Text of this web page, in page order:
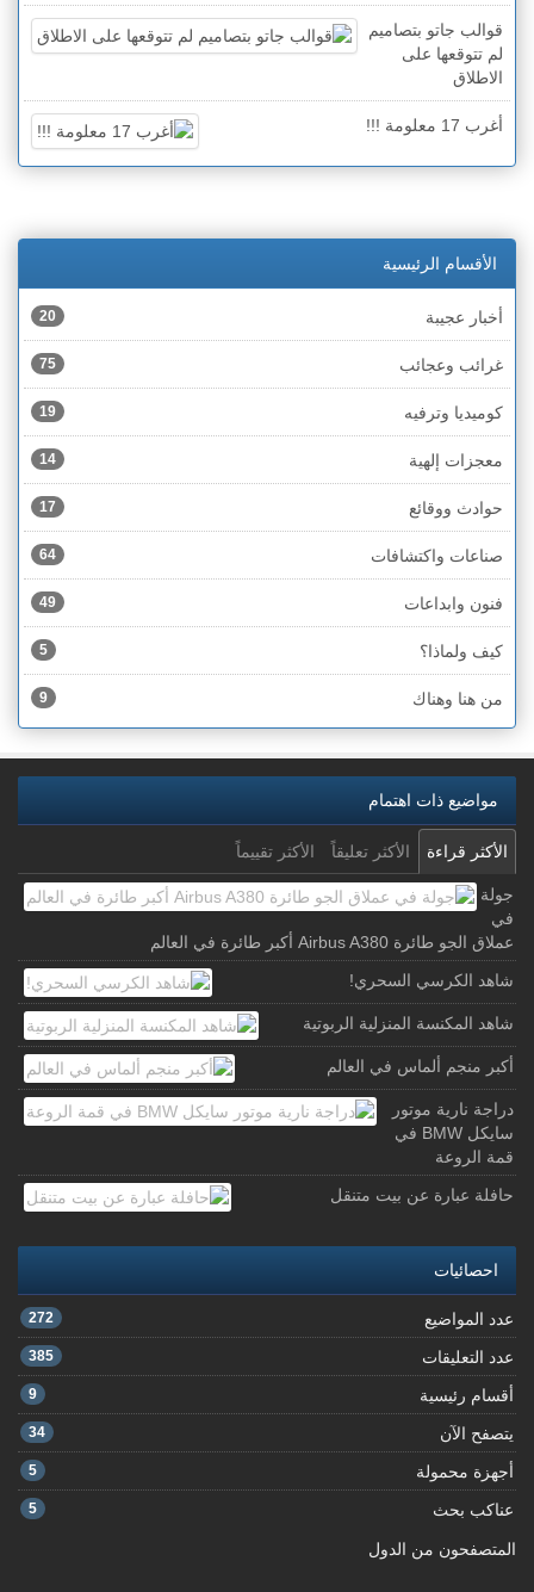
قوالب جاتو بتصاميم
لم تتوقعها على
الاطلاق
أغرب 17 معلومة !!!
الأقسام الرئيسية
أخبار عجيبة 20
غرائب وعجائب 75
كوميديا وترفيه 19
معجزات إلهية 14
حوادث ووقائع 17
صناعات واكتشافات 64
فنون وابداعات 49
كيف ولماذا؟ 5
من هنا وهناك 9
مواضيع ذات اهتمام
الأكثر قراءة الأكثر تعليقاً الأكثر تقييماً
جولة
في
عملاق الجو طائرة Airbus A380 أكبر طائرة في العالم
شاهد الكرسي السحري!
شاهد المكنسة المنزلية الربوتية
أكبر منجم ألماس في العالم
دراجة نارية موتور
سايكل BMW في
قمة الروعة
حافلة عبارة عن بيت متنقل
احصائيات
عدد المواضيع 272
عدد التعليقات 385
أقسام رئيسية 9
يتصفح الآن 34
أجهزة محمولة 5
عناكب بحث 5
المتصفحون من الدول